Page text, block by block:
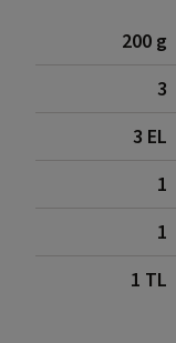
200 g
3
3 EL
1
1
1 TL